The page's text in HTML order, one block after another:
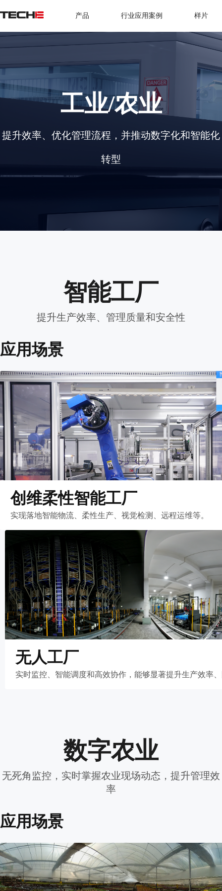
产品 行业应用案例 样片
工业/农业
提升效率、优化管理流程，并推动数字化和智能化
转型
智能工厂
提升生产效率、管理质量和安全性
应用场景
创维柔性智能工厂
实现落地智能物流、柔性生产、视觉检测、远程运维等。
无人工厂
实时监控、智能调度和高效协作，能够显著提升生产效率
数字农业
无死角监控，实时掌握农业现场动态，提升管理效
率
应用场景